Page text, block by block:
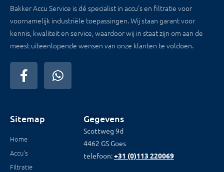
Bakker Accu Service is dé specialist in accu’s en filtratie voor
voornamelijk industriële toepassingen. Wij staan garant voor
kennis, kwaliteit en service, waardoor wij in staat zijn om aan de
meest uiteenlopende wensen van onze klanten te voldoen.
Sitemap
Home
Accu's
Filtratie
Gegevens
Scottweg 9d
4462 GS Goes
telefoon:+31 (0)113 220069